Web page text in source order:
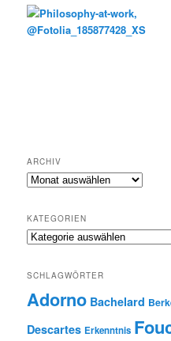
ARCHIV
Archiv
KATEGORIEN
Kategorien
SCHLAGWÖRTER
Adorno Bachelard
Descartes Erkenntnis